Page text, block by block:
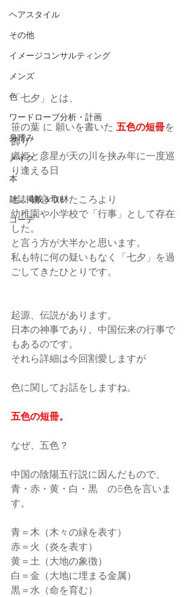
ヘアスタイル
その他
イメージコンサルティング
メンズ
色
ワードローブ分析・計画
身嗜み
メイク
本
雑誌掲載＆取材
コーデ
「七夕」とは、
笹の葉 に 願いを書いた 五色の短冊を
飾り
織姫と彦星が天の川を挟み年に一度巡
り逢える日
と、物心ついたころより
幼稚園や小学校で「行事」として存在
した。
と言う方が大半かと思います。
私も特に何の疑いもなく「七夕」を過
ごしてきたひとりです。
起源、伝説があります。
日本の神事であり、中国伝来の行事で
もあるのです。
それら詳細は今回割愛しますが
色に関してお話をしますね。
五色の短冊。
なぜ、五色？
中国の陰陽五行説に因んだもので、
青・赤・黄・白・黒　の5色を言いま
す。
青＝木（木々の緑を表す）
赤＝火（炎を表す）
黄＝土（大地の象徴）
白＝金（大地に埋まる金属）
黒＝水（命を育む）